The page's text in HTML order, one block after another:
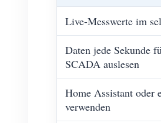
Live-Messwerte im
Daten jede Sekunde
SCADA auslesen
Home Assistant oder
verwenden